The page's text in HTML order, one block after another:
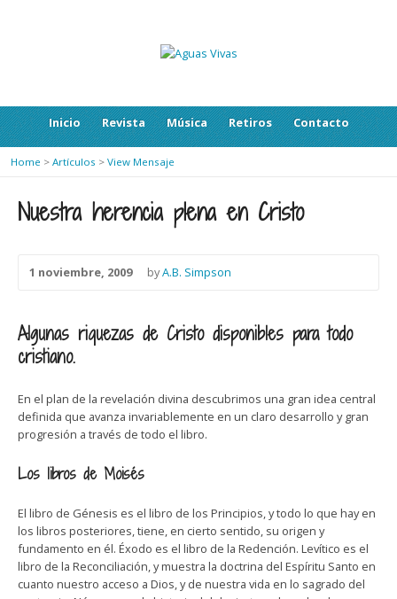
Inicio Revista Música Retiros Contacto
Home > Artículos > View Mensaje
Nuestra herencia plena en Cristo
1 noviembre, 2009 byA.B. Simpson
Algunas riquezas de Cristo disponibles para todo
cristiano.
En el plan de la revelación divina descubrimos una gran idea central
definida que avanza invariablemente en un claro desarrollo y gran
progresión a través de todo el libro.
Los libros de Moisés
El libro de Génesis es el libro de los Principios, y todo lo que hay en
los libros posteriores, tiene, en cierto sentido, su origen y
fundamento en él. Éxodo es el libro de la Redención. Levítico es el
libro de la Reconciliación, y muestra la doctrina del Espíritu Santo en
cuanto nuestro acceso a Dios, y de nuestra vida en lo sagrado del